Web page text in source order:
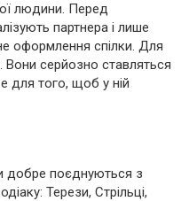
людини. Перед
партнера і лише
оформлення спілки. Для
Вони серйозно ставляться
для того, щоб у ній
добре поєднуються з
Терези, Стрільці,